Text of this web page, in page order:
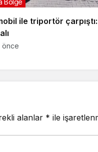
ile triportör çarpıştı:
Bölge
önce
alanlar * ile